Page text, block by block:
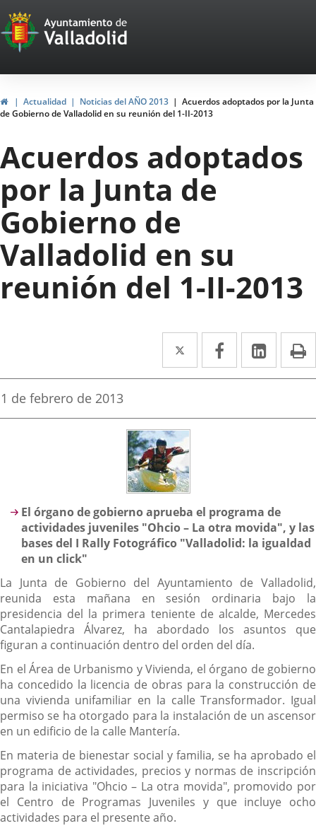
Portal
Web
del
Ayuntamiento
de
Valladolid
InicioActualidad Noticias del AÑO 2013
Acuerdos adoptados por la Junta
de Gobierno de Valladolid en su reunión del 1-II-2013
Acuerdos adoptados
por la Junta de
Gobierno de
Valladolid en su
reunión del 1-II-2013
Twitter
Enlace
a
aplicación
externa.
Facebook
Enlace
a
aplicación
Enlace
a
Fecha
la
1 de febrero de 2013
Descripción
El órgano de gobierno aprueba el programa de
actividades juveniles "Ohcio – La otra movida", y las
bases del I Rally Fotográfico "Valladolid: la igualdad
en un click"
La Junta de Gobierno del Ayuntamiento de Valladolid,
reunida esta mañana en sesión ordinaria bajo la
presidencia del la primera teniente de alcalde, Mercedes
Cantalapiedra Álvarez, ha abordado los asuntos que
figuran a continuación dentro del orden del día.
En el Área de Urbanismo y Vivienda, el órgano de gobierno
ha concedido la licencia de obras para la construcción de
una vivienda unifamiliar en la calle Transformador. Igual
permiso se ha otorgado para la instalación de un ascensor
en un edificio de la calle Mantería.
En materia de bienestar social y familia, se ha aprobado el
programa de actividades, precios y normas de inscripción
para la iniciativa "Ohcio – La otra movida", promovido por
el Centro de Programas Juveniles y que incluye ocho
actividades para el presente año.